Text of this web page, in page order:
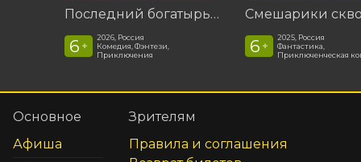
Последний богатырь. Колобок
6 +
2026, Россия
Комедия, Фэнтези,
Приключения
6 +
2025, Россия
Фантастика,
Приключенческая
Основное
Афиша
Зрителям
Правила и соглашения